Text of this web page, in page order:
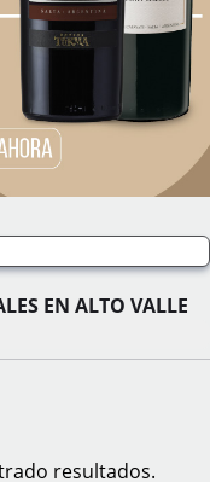
EN ALTO VALLE
resultados.